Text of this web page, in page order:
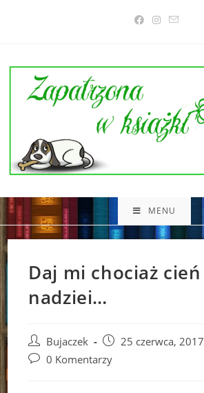
MENU
Daj mi chociaż cień
nadziei…
Post
author:
Bujaczek
Post
published:
25 czerwca, 2017
Post0 Komentarzy